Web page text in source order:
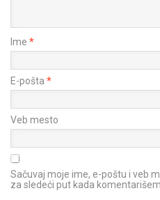
Ime *
E-pošta *
Veb mesto
Sačuvaj moje ime, e-poštu i veb
za sledeći put kada komentarišem.